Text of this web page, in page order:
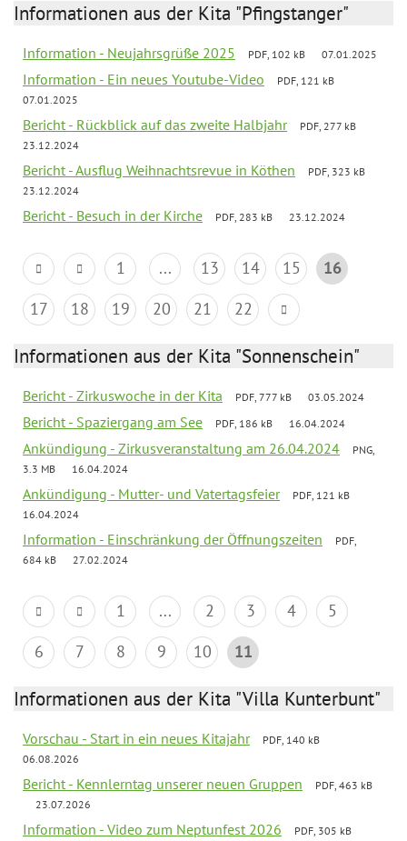
Informationen aus der Kita "Pfingstanger"
Information - Neujahrsgrüße 2025 PDF, 102 kB 07.01.2025
Information - Ein neues Youtube-Video
PDF, 121 kB
07.01.2025
Bericht - Rückblick auf das zweite Halbjahr
PDF, 277 kB
23.12.2024
Bericht - Ausflug Weihnachtsrevue in Köthen
PDF, 323 kB
23.12.2024
Bericht - Besuch in der Kirche PDF, 283 kB 23.12.2024
1 ... 13 14 15
16
17
18 19 20 21 22
Informationen aus der Kita "Sonnenschein"
Bericht - Zirkuswoche in der Kita PDF, 777 kB 03.05.2024
Bericht - Spaziergang am See PDF, 186 kB 16.04.2024
Ankündigung - Zirkusveranstaltung am 26.04.2024
PNG,
3.3 MB
16.04.2024
Ankündigung - Mutter- und Vatertagsfeier
PDF, 121 kB
16.04.2024
Information - Einschränkung der Öffnungszeiten
PDF,
684 kB
27.02.2024
1 ... 2 3 4
5
6
7 8 9 10 11
Informationen aus der Kita "Villa Kunterbunt"
Vorschau - Start in ein neues Kitajahr
PDF, 140 kB
06.08.2026
Bericht - Kennlerntag unserer neuen Gruppen
PDF, 463 kB
23.07.2026
Information - Video zum Neptunfest 2026 PDF, 305 kB